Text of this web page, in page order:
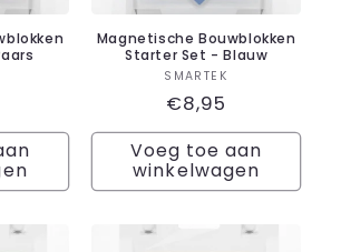
Magnetische Bouwblokken
Starter Set - Blauw
Verkoper:
SMARTEK
Normale
prijs
€8,95
Voeg toe aan
winkelwagen